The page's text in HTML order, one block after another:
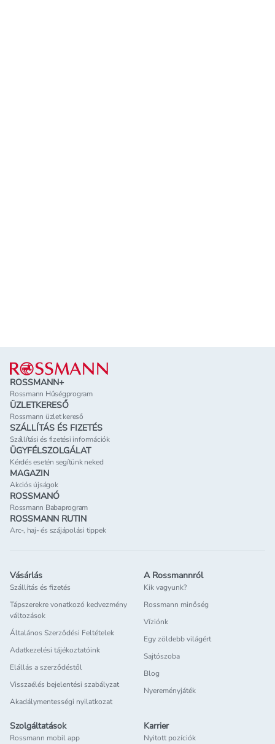
Lábléc
ROSSMANN+
Rossmann Hűségprogram
ÜZLETKERESŐ
Rossmann üzlet kereső
SZÁLLÍTÁS ÉS FIZETÉS
Szállítási és fizetési információk
ÜGYFÉLSZOLGÁLAT
Kérdés esetén segítünk neked
MAGAZIN
Akciós újságok
ROSSMANÓ
Rossmann Babaprogram
ROSSMANN RUTIN
Arc-, haj- és szájápolási tippek
Vásárlás
Szállítás és fizetés
Tápszerekre vonatkozó kedvezmény
változások
Általános Szerződési Feltételek
Adatkezelési tájékoztatóink
Elállás a szerződéstől
Visszaélés bejelentési szabályzat
Akadálymentességi nyilatkozat
A Rossmannról
Kik vagyunk?
Rossmann minőség
Víziónk
Egy zöldebb világért
Sajtószoba
Blog
Nyereményjáték
Szolgáltatások
Rossmann mobil app
Karrier
Nyitott pozíciók